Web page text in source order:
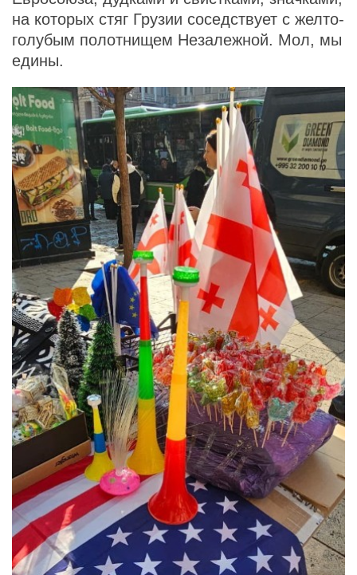
на которых стяг Грузии соседствует с желто-
голубым полотнищем Незалежной. Мол, мы
едины.